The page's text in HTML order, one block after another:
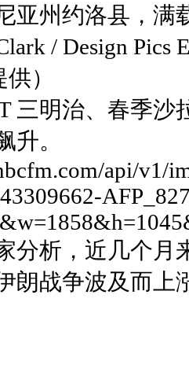
亚州约洛县，满
/ Design
）
三明治、春季
升。
api/v1/
分析，近几个月
朗战争波及而上